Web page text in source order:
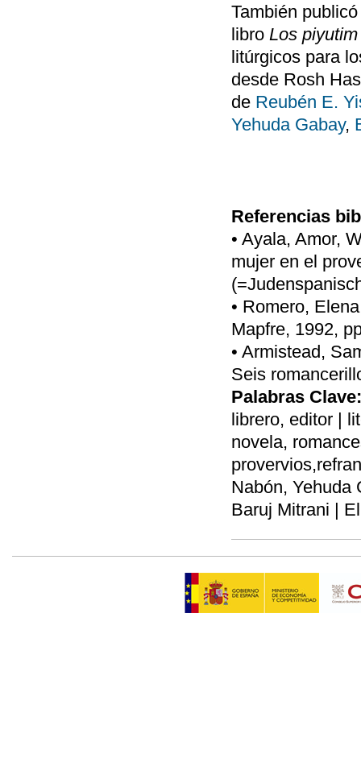
También
libro Los
litúrgicos para
desde Rosh
de Reubén E.
Yehuda Gabay,
Referencias
• Ayala, Amor,
mujer en el
• Romero,
Mapfre, 1992,
• Armistead,
Seis
Palabras Clave:
librero, editor |
novela,
Nabón, Yehuda
Baruj Mitrani |